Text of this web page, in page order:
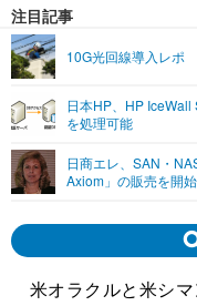
音楽
グラビア
ペット
その他
リリース一覧
プッシュ通知の停止方法
注目記事
10G光回線導入レポ
日本HP、HP
を処理可能
日商エレ、SAN・
Axiom」の販売を開始
米オラクルと米シ